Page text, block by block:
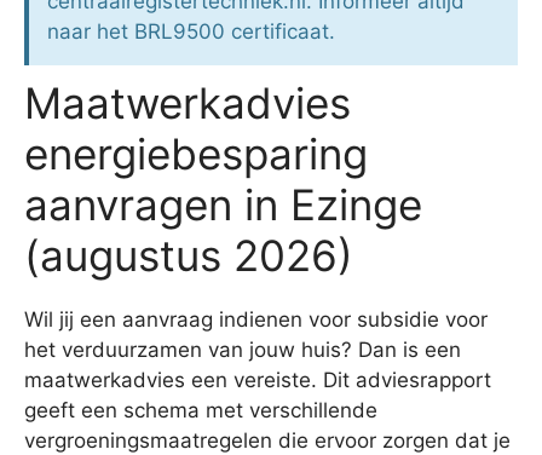
naar het BRL9500 certificaat.
Maatwerkadvies
energiebesparing
aanvragen in Ezinge
(augustus 2026)
Wil jij een aanvraag indienen voor subsidie voor
het verduurzamen van jouw huis? Dan is een
maatwerkadvies een vereiste. Dit adviesrapport
geeft een schema met verschillende
vergroeningsmaatregelen die ervoor zorgen dat je